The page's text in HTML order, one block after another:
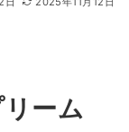
ーム